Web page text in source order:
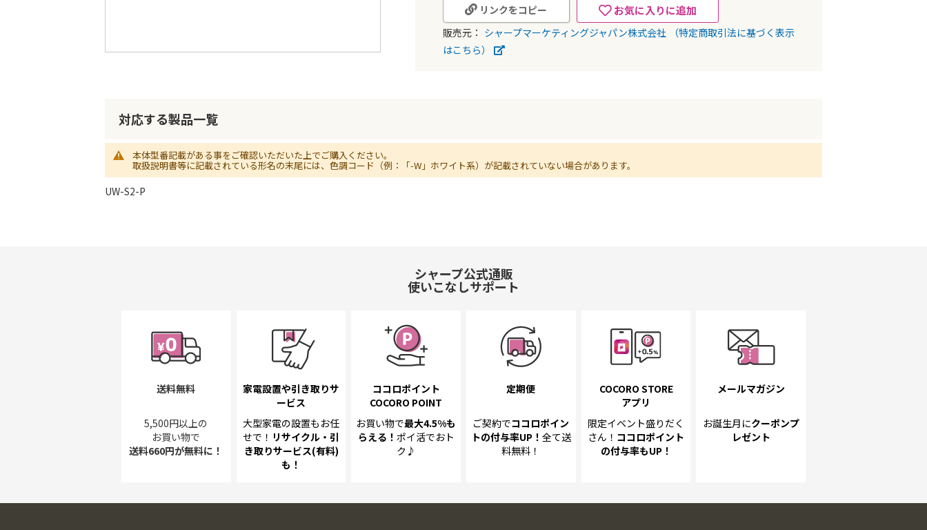
お気に入りに追加
リンクをコピー
販売元： シャープマーケティングジャパン株式会社
（特定商取引法に基づく表示
はこちら）
ャ
ラ
の
対応する製品一覧
本体型番記載がある事をご確認いただいた上でご購入ください。
取扱説明書等に記載されている形名の末尾には、色調コード（例：「-W」ホワイト系）が記載されていない場合があります。
UW-S2-P
シャープ公式通販
使いこなしサポート
送料無料
5,500円以上の
お買い物で
送料660円が無料に！
家電設置や引き取りサ
ービス
大型家電の設置も お任
せで！ リサイクル・引
き取りサービス(有料)
も！
ココロポイント
COCORO POINT
お買い物で最大4.5%も
らえる！ ポイ活でおト
ク♪
定期便
ご契約でココロポイン
トの付与率UP！ 全て送
料無料！
COCORO STORE
アプリ
限定イベント盛りだく
さん！ ココロポイント
の付与率もUP！
メールマガジン
お誕生月にクーポンプ
レゼント